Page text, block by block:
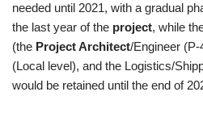
needed until 2021, with a gradual
the last year of the project, while
(the Project Architect/Engineer
(Local level), and the Logistics/
would be retained until the end of